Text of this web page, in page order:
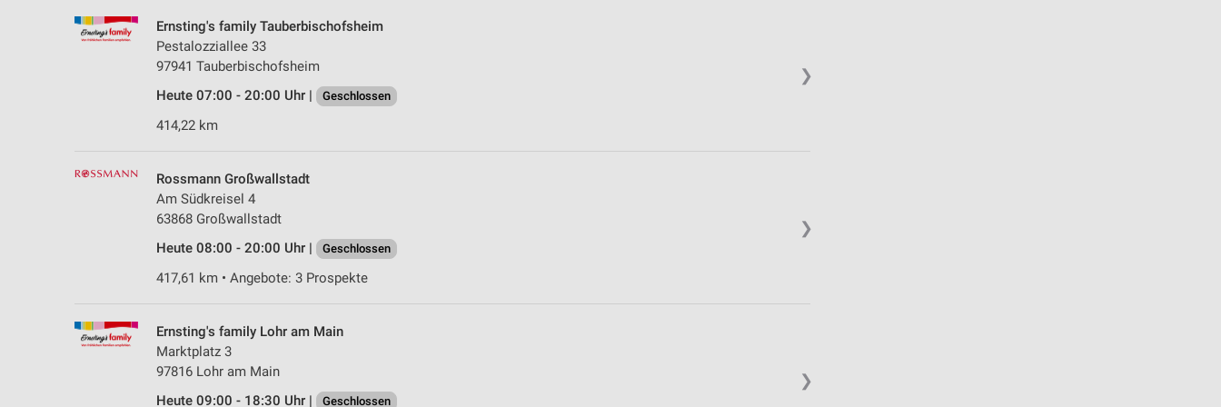
❯
Ernsting's family Tauberbischofsheim
Pestalozziallee 33
97941 Tauberbischofsheim
Heute 07:00 - 20:00 Uhr |
Geschlossen
414,22 km
❯
Rossmann Großwallstadt
Am Südkreisel 4
63868 Großwallstadt
Heute 08:00 - 20:00 Uhr |
Geschlossen
417,61 km • Angebote: 3 Prospekte
❯
Ernsting's family Lohr am Main
Marktplatz 3
97816 Lohr am Main
Heute 09:00 - 18:30 Uhr |
Geschlossen